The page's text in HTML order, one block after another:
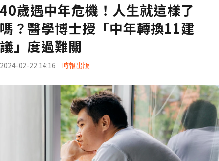
40歲遇中年危機！人生就這樣了
嗎？醫學博士授「中年轉換11建
議」度過難關
2024-02-22 14:16 時報出版